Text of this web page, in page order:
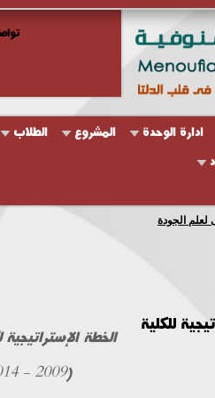
ادارة الوحدة المشروع الطلاب
لعلم الجودة
للكلية
الخطة الإستراتيجية
(2009 - 2014 )